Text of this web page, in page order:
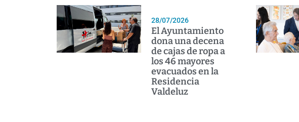
28/07/2026
El Ayuntamiento
dona una decena
de cajas de ropa a
los 46 mayores
evacuados en la
Residencia
Valdeluz